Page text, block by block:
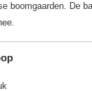
boomgaarden. De